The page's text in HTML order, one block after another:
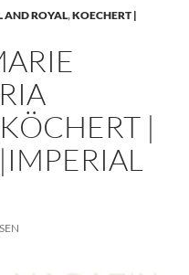
AND ROYAL,KOECHERT |
|